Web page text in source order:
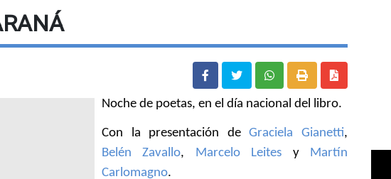
Noche de poetas, en el día nacional del libro.
Con la presentación deGraciela Gianetti,
Belén Zavallo, Marcelo Leites y Martín
Carlomagno.